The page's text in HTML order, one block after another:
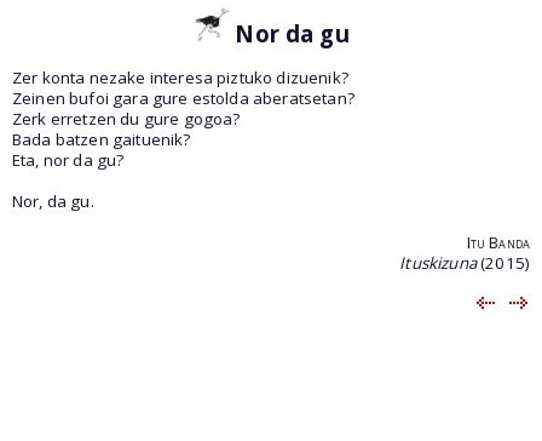
Nor da gu
Zer konta nezake interesa piztuko dizuenik?
Zeinen bufoi gara gure estolda aberatsetan?
Zerk erretzen du gure gogoa?
Bada batzen gaituenik?
Eta, nor da gu?
Nor, da gu.
Itu Banda
Ituskizuna(2015)